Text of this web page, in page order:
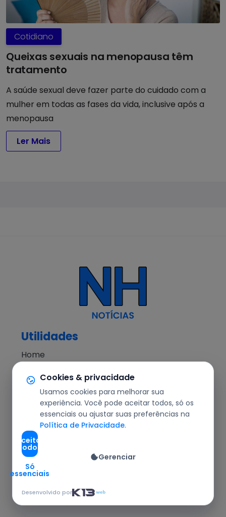
Cotidiano
Queixas sexuais na menopausa têm
tratamento
A saúde sexual deve fazer parte do cuidado com a
mulher em todas as fases da vida, inclusive após a
menopausa
Ler Mais
Utilidades
Home
Notícias
Editorial
Segurança
Cotidiano
Política
Agronegócio
Redes Sociais
Cookies & privacidade
Usamos cookies para melhorar sua
experiência. Você pode aceitar todos, só os
essenciais ou ajustar suas preferências na
Política de Privacidade.
Aceitar
todos
Só
essenciais
Gerenciar
Desenvolvido por